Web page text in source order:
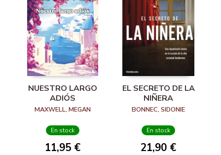
NUESTRO LARGO
ADIÓS
MAXWELL, MEGAN
En stock
11,95 €
EL SECRETO DE LA
NIÑERA
BONNEC, SIDONIE
En stock
21,90 €